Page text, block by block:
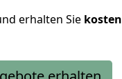
erhalten Sie